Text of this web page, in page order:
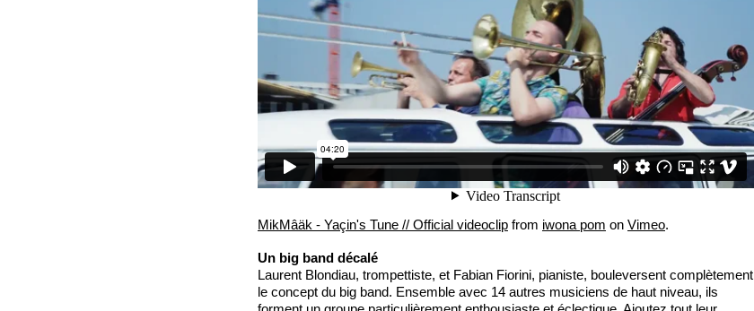
MikMâäk - Yaçin's Tune // Official videoclip from iwona pom on Vimeo.
Un big band décalé
Laurent Blondiau, trompettiste, et Fabian Fiorini, pianiste, bouleversent complètement
le concept du big band. Ensemble avec 14 autres musiciens de haut niveau, ils